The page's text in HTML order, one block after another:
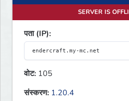
SERVER IS
पता (IP):
वोट: 105
संस्करण: 1.20.4